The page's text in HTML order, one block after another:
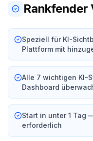
Rankfender
Speziell für KI-
Plattform mit
Alle 7 wichtigen KI-
Dashboard
Start in unter 1 Tag
erforderlich